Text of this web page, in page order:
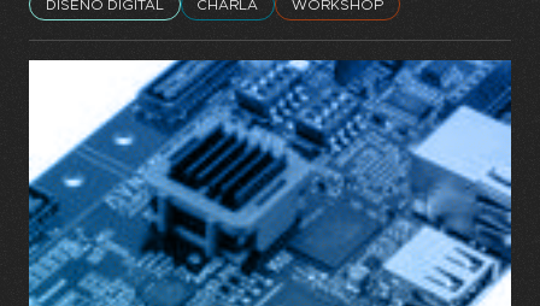
DISEÑO DIGITAL CHARLA WORKSHOP